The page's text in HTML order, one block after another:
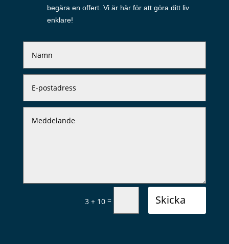
begära en offert. Vi är här för att göra ditt liv
enklare!
3 + 10 = Skicka